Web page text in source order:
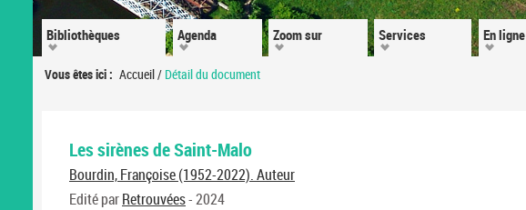
Vous êtes ici : Accueil/ Détail du document
Bibliothèques Agenda Zoom sur Services En ligne
Les sirènes de Saint-Malo
Bourdin, Françoise (1952-2022). Auteur
Edité parRetrouvées- 2024